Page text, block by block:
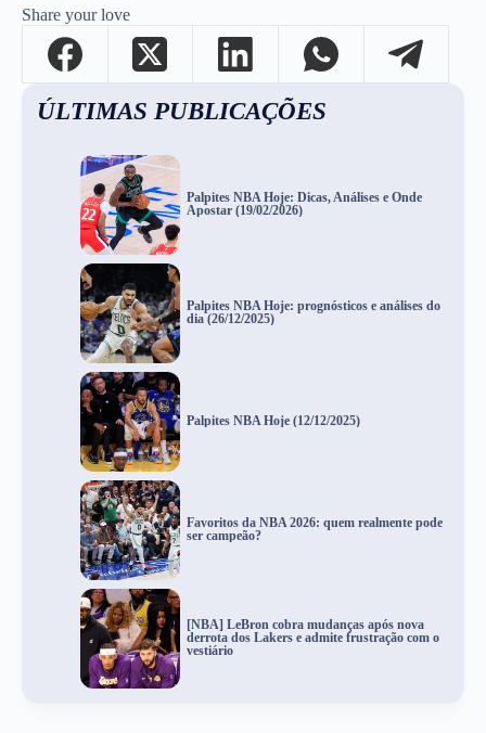
Share your love
ÚLTIMAS PUBLICAÇÕES
Palpites NBA Hoje: Dicas, Análises e Onde
Apostar (19/02/2026)
Palpites NBA Hoje: prognósticos e análises do
dia (26/12/2025)
Palpites NBA Hoje (12/12/2025)
Favoritos da NBA 2026: quem realmente pode
ser campeão?
[NBA] LeBron cobra mudanças após nova
derrota dos Lakers e admite frustração com o
vestiário